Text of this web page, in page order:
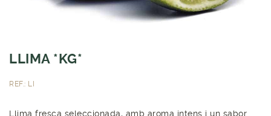
LLIMA *KG*
REF.: LI
Llima fresca seleccionada, amb aroma intens i un sabor